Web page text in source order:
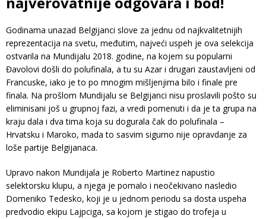
Godinama unazad Belgijanci slove za jednu od najkvalitetnijih
reprezentacija na svetu, međutim, najveći uspeh je ova selekcija
ostvarila na Mundijalu 2018. godine, na kojem su popularni
Đavolovi došli do polufinala, a tu su Azar i drugari zaustavljeni od
Francuske, iako je to po mnogim mišljenjima bilo i finale pre
finala. Na prošlom Mundijalu se Belgijanci nisu proslavili pošto su
eliminisani još u grupnoj fazi, a vredi pomenuti i da je ta grupa na
kraju dala i dva tima koja su dogurala čak do polufinala –
Hrvatsku i Maroko, mada to sasvim sigurno nije opravdanje za
loše partije Belgijanaca.
Upravo nakon Mundijala je Roberto Martinez napustio
selektorsku klupu, a njega je pomalo i neočekivano nasledio
Domeniko Tedesko, koji je u jednom periodu sa dosta uspeha
predvodio ekipu Lajpciga, sa kojom je stigao do trofeja u